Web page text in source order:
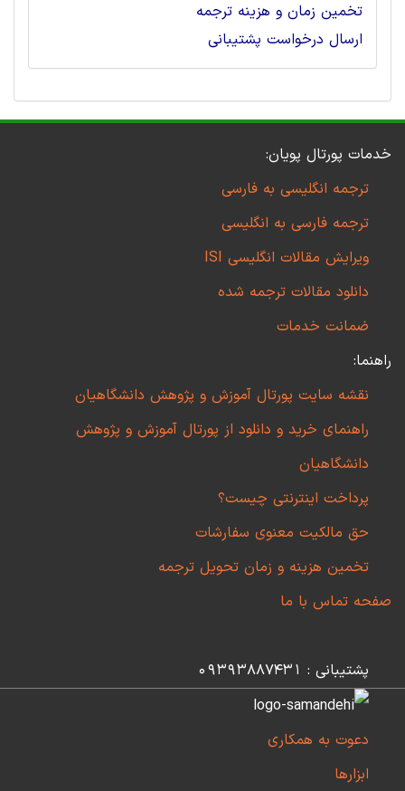
تخمین زمان و هزینه ترجمه
ارسال درخواست پشتیبانی
خدمات پورتال پویان:
ترجمه انگلیسی به فارسی
ترجمه فارسی به انگلیسی
ویرایش مقالات انگلیسی ISI
دانلود مقالات ترجمه شده
ضمانت خدمات
راهنما:
نقشه سایت پورتال آموزش و پژوهش دانشگاهیان
راهنمای خرید و دانلود از پورتال آموزش و پژوهش
دانشگاهیان
پرداخت اینترنتی چیست؟
حق مالکیت معنوی سفارشات
تخمین هزینه و زمان تحویل ترجمه
صفحه تماس با ما
پشتیبانی : 09393887431
دعوت به همکاری
ابزارها